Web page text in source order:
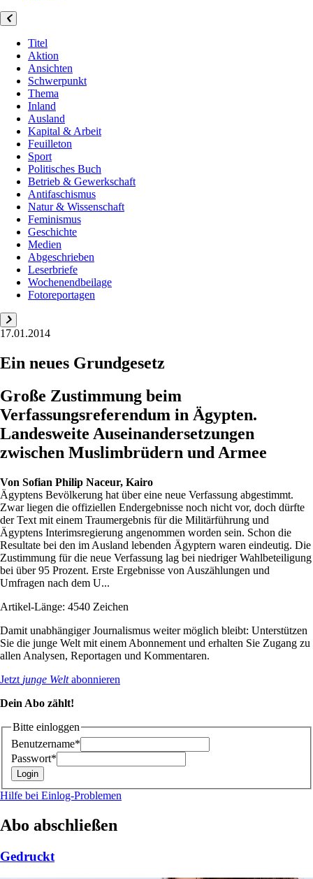
Titel
Aktion
Ansichten
Schwerpunkt
Thema
Inland
Ausland
Kapital & Arbeit
Feuilleton
Sport
Politisches Buch
Betrieb & Gewerkschaft
Antifaschismus
Natur & Wissenschaft
Feminismus
Geschichte
Medien
Abgeschrieben
Leserbriefe
Wochenendbeilage
Fotoreportagen
17.01.2014
Ein neues Grundgesetz
Große Zustimmung beim
Verfassungsreferendum in Ägypten.
Landesweite Auseinandersetzungen
zwischen Muslimbrüdern und Armee
Von Sofian Philip Naceur, Kairo
Ägyptens Bevölkerung hat über eine neue Verfassung abgestimmt.
Zwar liegen die offiziellen Endergebnisse noch nicht vor, doch dürfte
der Text mit einem Traum­ergebnis für die Militärführung und
Ägyptens Interimsregierung angenommen worden sein. Schon die
Resultate bei den im Ausland lebenden Ägyptern waren eindeutig. Die
Zustimmung für die neue Verfassung lag bei niedriger Wahlbeteiligung
bei über 95 Prozent. Erste Ergebnisse von Auszählungen und
Umfragen nach dem U...
Artikel-Länge: 4540 Zeichen
Damit unabhängiger Journalismus weiter möglich bleibt: Unterstützen
Sie die junge Welt mit einem Abonnement und erhalten Sie Zugang zu
allen Analysen, Reportagen und Kommentaren.
Jetzt junge Weltabonnieren
Dein Abo zählt!
Bitte einloggen
Benutzername*
Passwort*
Hilfe bei Einlog-Problemen
Abo abschließen
Gedruckt